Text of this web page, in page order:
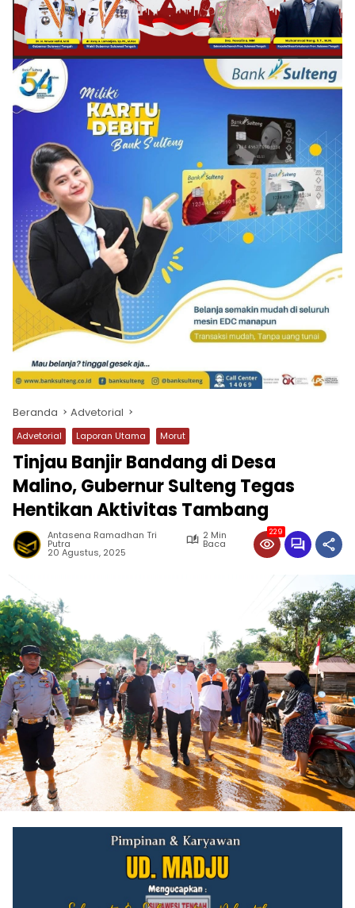
Beranda Advetorial
Advetorial Laporan Utama Morut
Tinjau Banjir Bandang di Desa
Malino, Gubernur Sulteng Tegas
Hentikan Aktivitas Tambang
Antasena Ramadhan Tri
Putra
2 Min
Baca
20 Agustus, 2025
229